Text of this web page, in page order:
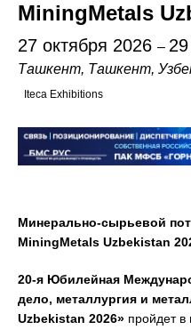
MiningMetals
27 октября 2026 –
Ташкент, Ташкент,
Iteca Exhibitions
Минерально-сырьевой
MiningMetals Uzbekistan
20-я Юбилейная
дело, металлургия и
Uzbekistan 2026» пройдет в